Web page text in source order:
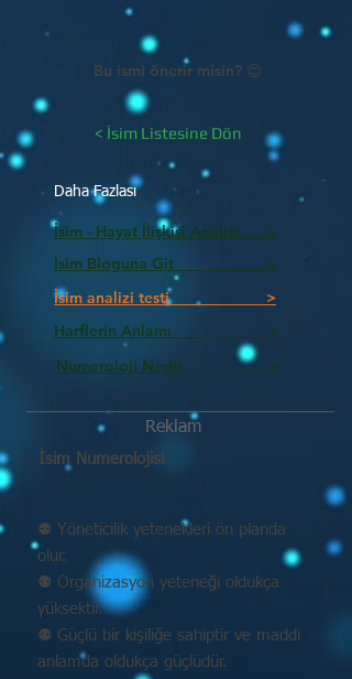
Bu ismi önerir misin? 😊
< İsim Listesine Dön
Daha Fazlası
İsim - Hayat İlişkisi Analizi >
İsim Bloguna Git >
İsim analizi testi >
Harflerin Anlamı >
Numeroloji Nedir_________ >
Reklam
İsim Numerolojisi
⚉ Yöneticilik yetenekleri ön planda
olur.
⚉ Organizasyon yeteneği oldukça
yüksektir.
⚉ Güçlü bir kişiliğe sahiptir ve maddi
anlamda oldukça güçlüdür.